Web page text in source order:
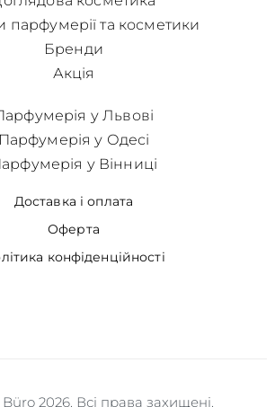
парфумерії та косметики
Бренди
Акція
Доставка і оплата
Оферта
конфіденційності
у Львові
Парфумерія у Одесі
у Вінниці
2026. Всі права захищені.